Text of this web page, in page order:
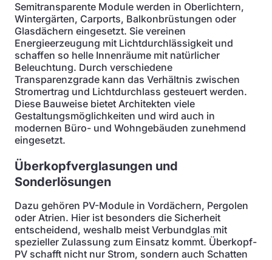
Semitransparente Module werden in Oberlichtern,
Wintergärten, Carports, Balkonbrüstungen oder
Glasdächern eingesetzt. Sie vereinen
Energieerzeugung mit Lichtdurchlässigkeit und
schaffen so helle Innenräume mit natürlicher
Beleuchtung. Durch verschiedene
Transparenzgrade kann das Verhältnis zwischen
Stromertrag und Lichtdurchlass gesteuert werden.
Diese Bauweise bietet Architekten viele
Gestaltungsmöglichkeiten und wird auch in
modernen Büro- und Wohngebäuden zunehmend
eingesetzt.
Überkopfverglasungen und
Sonderlösungen
Dazu gehören PV-Module in Vordächern, Pergolen
oder Atrien. Hier ist besonders die Sicherheit
entscheidend, weshalb meist Verbundglas mit
spezieller Zulassung zum Einsatz kommt. Überkopf-
PV schafft nicht nur Strom, sondern auch Schatten